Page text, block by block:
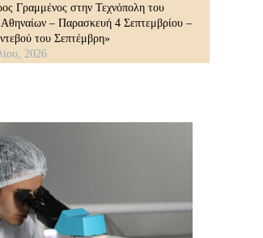
Γραμμένος στην Τεχνόπολη του
– Παρασκευή 4 Σεπτεμβρίου –
του Σεπτέμβρη»
2026